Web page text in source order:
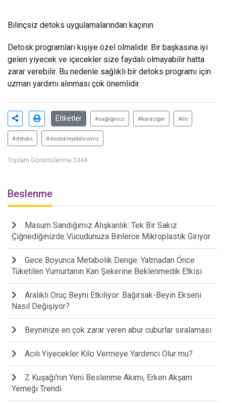
Bilinçsiz detoks uygulamalarından kaçının
Detosk programları kişiye özel olmalıdır. Bir başkasına iyi
gelen yiyecek ve içecekler size faydalı olmayabilir hatta
zarar verebilir. Bu nedenle sağlıklı bir detoks programı için
uzman yardımı alınması çok önemlidir.
Etiketler #sağlığınızı #karaciğer #ile
#detoks #destekleyebilirsiniz
Toplam Görüntülenme 2444
Beslenme
Masum Sandığımız Alışkanlık: Tek Bir Sakız
Çiğnediğinizde Vücudunuza Binlerce Mikroplastik Giriyor
Gece Boyunca Metabolik Denge: Yatmadan Önce
Tüketilen Yumurtanın Kan Şekerine Beklenmedik Etkisi
Aralıklı Oruç Beyni Etkiliyor: Bağırsak-Beyin Ekseni
Nasıl Değişiyor?
Beyninize en çok zarar veren abur cuburlar sıralaması
Acılı Yiyecekler Kilo Vermeye Yardımcı Olur mu?
Z Kuşağı'nın Yeni Beslenme Akımı, Erken Akşam
Yemeği Trendi